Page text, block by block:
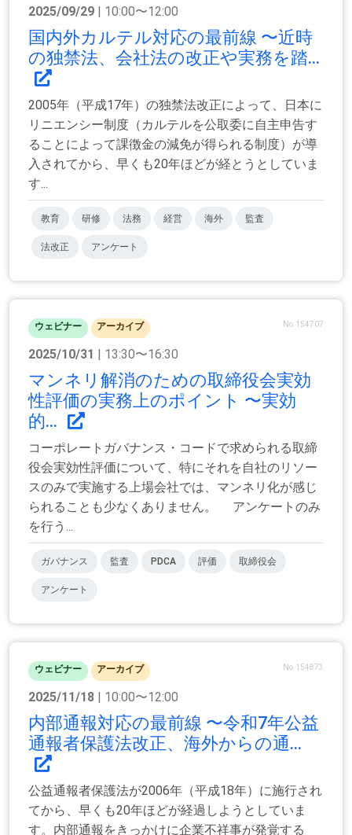
2025/09/29 | 10:00〜12:00
国内外カルテル対応の最前線 〜近時
の独禁法、会社法の改正や実務を踏...
2005年（平成17年）の独禁法改正によって、日本に
リニエンシー制度（カルテルを公取委に自主申告す
ることによって課徴金の減免が得られる制度）が導
入されてから、早くも20年ほどが経とうとしていま
す...
教育 研修 法務 経営 海外 監査
法改正 アンケート
ウェビナー アーカイブ No.154707
2025/10/31 | 13:30〜16:30
マンネリ解消のための取締役会実効
性評価の実務上のポイント 〜実効
的...
コーポレートガバナンス・コードで求められる取締
役会実効性評価について、特にそれを自社のリソー
スのみで実施する上場会社では、マンネリ化が感じ
られることも少なくありません。 アンケートのみ
を行う...
ガバナンス 監査 PDCA 評価 取締役会
アンケート
ウェビナー アーカイブ No.154873
2025/11/18 | 10:00〜12:00
内部通報対応の最前線 〜令和7年公益
通報者保護法改正、海外からの通...
公益通報者保護法が2006年（平成18年）に施行され
てから、早くも20年ほどが経過しようとしていま
す。内部通報をきっかけに企業不祥事が発覚する